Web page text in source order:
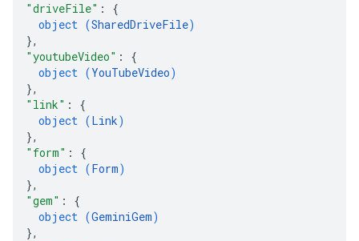
"driveFile" : {
object (SharedDriveFile)
},
"youtubeVideo" : {
object (YouTubeVideo)
},
"link" : {
object (Link)
},
"form" : {
object (Form)
},
"gem" : {
object (GeminiGem)
},